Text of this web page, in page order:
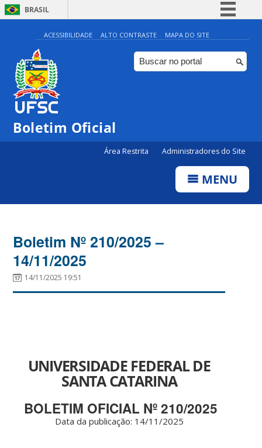
BRASIL
Simplifique!
Comunica BR
Participe
ACESSIBILIDADE ALTO CONTRASTE MAPA DO SITE
Boletim Oficial
Área Restrita Administradores do Site
MENU
Boletim Nº 210/2025 –
14/11/2025
14/11/2025 19:51
UNIVERSIDADE FEDERAL DE
SANTA CATARINA
BOLETIM OFICIAL Nº 210/2025
Data da publicação: 14/11/2025